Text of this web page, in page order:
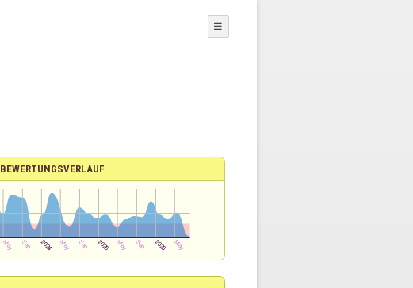
☰
BEWERTUNGSVERLAUF